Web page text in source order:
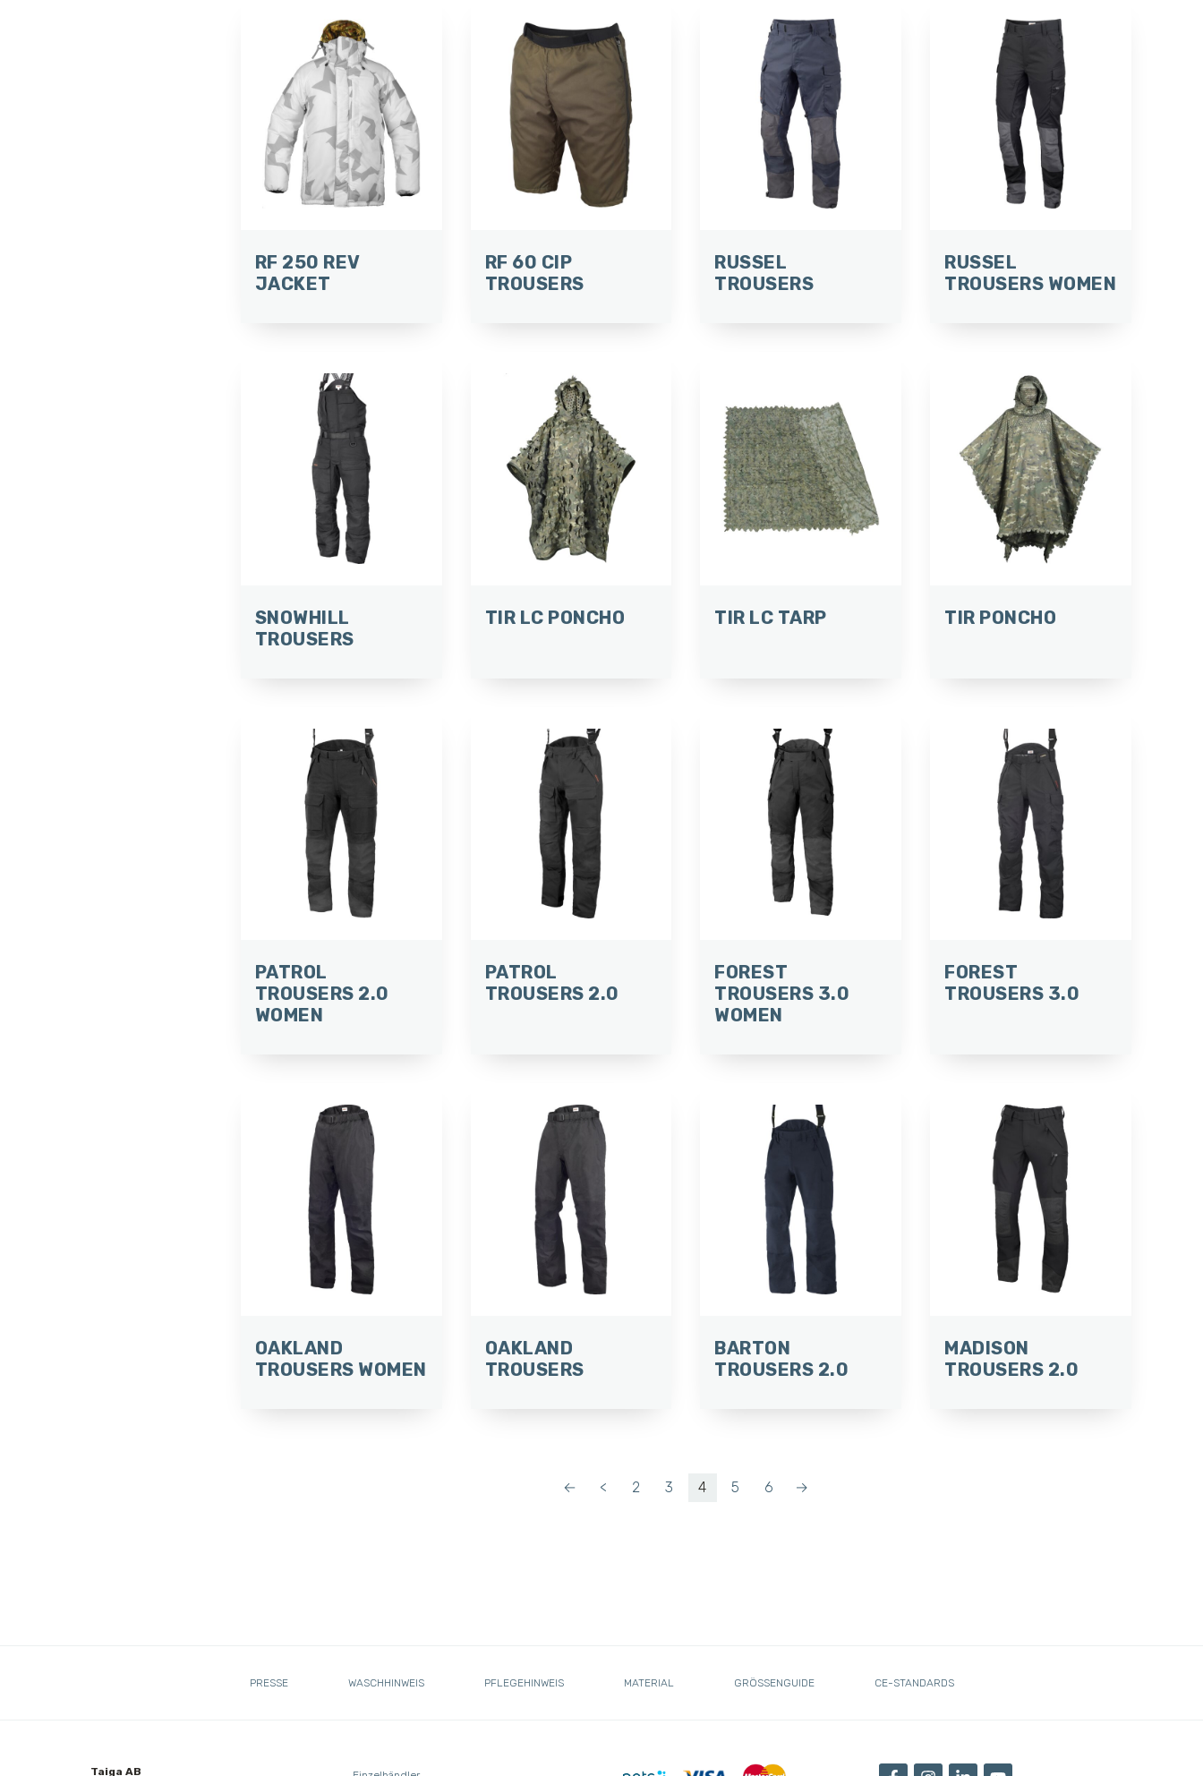
RF 250 REV
JACKET
RF 60 CIP
TROUSERS
RUSSEL
TROUSERS
RUSSEL
TROUSERS WOMEN
SNOWHILL
TROUSERS
TIR LC PONCHO TIR LC TARP TIR PONCHO
PATROL
TROUSERS 2.0
WOMEN
PATROL
TROUSERS 2.0
FOREST
TROUSERS 3.0
WOMEN
FOREST
TROUSERS 3.0
OAKLAND
TROUSERS WOMEN
OAKLAND
TROUSERS
BARTON
TROUSERS 2.0
MADISON
TROUSERS 2.0
← < 2 3 4 5 6 →
PRESSE WASCHHINWEIS PFLEGEHINWEIS MATERIAL GRÖSSENGUIDE CE-STANDARDS
Taiga AB